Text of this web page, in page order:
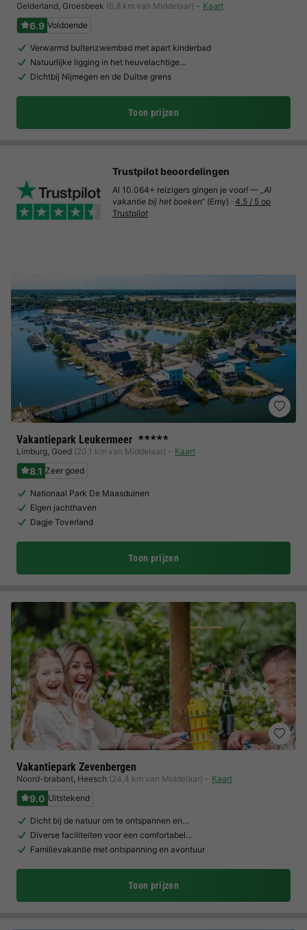
Gelderland, Groesbeek (6,8 km van Middelaar) Kaart
6.9 Voldoende
Verwarmd buitenzwembad met apart kinderbad
Natuurlijke ligging in het heuvelachtige…
Dichtbij Nijmegen en de Duitse grens
Toon prijzen
Vakantiepark Leukermeer ★★★★★
Limburg, Goed (20,1 km van Middelaar) Kaart
8.1 Zeer goed
Nationaal Park De Maasduinen
Eigen jachthaven
Dagje Toverland
Toon prijzen
Vakantiepark Zevenbergen
Noord-brabant, Heesch (24,4 km van Middelaar) Kaart
9.0 Uitstekend
Dicht bij de natuur om te ontspannen en…
Diverse faciliteiten voor een comfortabel…
Familievakantie met ontspanning en avontuur
Toon prijzen
Trustpilot beoordelingen
Al 10.064+ reizigers gingen je voor! — „Al
vakantie bij het boeken“ (Emy) · 4.5 / 5 op
Trustpilot